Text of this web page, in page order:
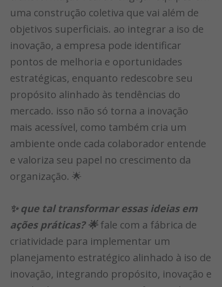
uma construção coletiva que vai além de
objetivos superficiais. ao integrar a iso de
inovação, a empresa pode identificar
pontos de melhoria e oportunidades
estratégicas, enquanto redescobre seu
propósito alinhado às tendências do
mercado. isso não só torna a inovação
mais acessível, como também cria um
ambiente onde cada colaborador entende
e valoriza seu papel no crescimento da
organização. 🌟
✨ que tal transformar essas ideias em
ações práticas? 🌟fale com a fábrica de
criatividade para implementar um
planejamento estratégico alinhado à iso de
inovação, integrando propósito, inovação e